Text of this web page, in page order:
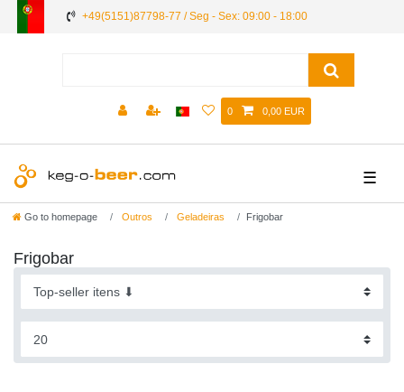
+49(5151)87798-77 / Seg - Sex: 09:00 - 18:00
0 0,00 EUR
☰
Go to homepage Outros Geladeiras Frigobar
Frigobar